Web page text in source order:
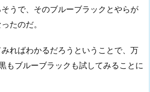
うで、そのブルーブラックとやらが
たのだ。
ればわかるだろうということで、万
もブルーブラックも試してみることに